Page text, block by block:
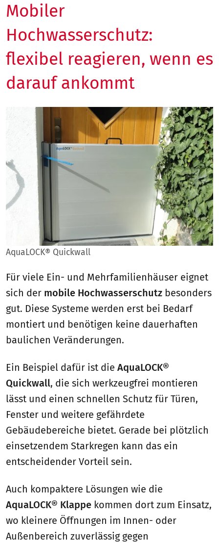
Mobiler
Hochwasserschutz:
flexibel reagieren, wenn es
darauf ankommt
AquaLOCK® Quickwall
Für viele Ein- und Mehrfamilienhäuser eignet
sich der mobile Hochwasserschutz besonders
gut. Diese Systeme werden erst bei Bedarf
montiert und benötigen keine dauerhaften
baulichen Veränderungen.
Ein Beispiel dafür ist die AquaLOCK®
Quickwall, die sich werkzeugfrei montieren
lässt und einen schnellen Schutz für Türen,
Fenster und weitere gefährdete
Gebäudebereiche bietet. Gerade bei plötzlich
einsetzendem Starkregen kann das ein
entscheidender Vorteil sein.
Auch kompaktere Lösungen wie die
AquaLOCK® Klappe kommen dort zum Einsatz,
wo kleinere Öffnungen im Innen- oder
Außenbereich zuverlässig gegen